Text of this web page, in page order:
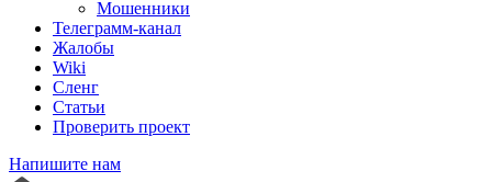
Мошенники
Телеграмм-канал
Жалобы
Wiki
Сленг
Статьи
Проверить проект
Напишите нам